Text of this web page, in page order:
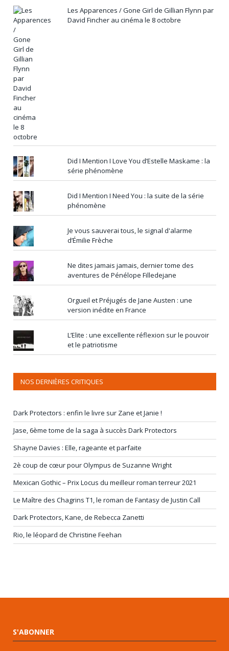
Les Apparences / Gone Girl de Gillian Flynn par
David Fincher au cinéma le 8 octobre
Did I Mention I Love You d’Estelle Maskame : la
série phénomène
Did I Mention I Need You : la suite de la série
phénomène
Je vous sauverai tous, le signal d'alarme
d’Émilie Frèche
Ne dites jamais jamais, dernier tome des
aventures de Pénélope Filledejane
Orgueil et Préjugés de Jane Austen : une
version inédite en France
L’Elite : une excellente réflexion sur le pouvoir
et le patriotisme
NOS DERNIÈRES CRITIQUES
Dark Protectors : enfin le livre sur Zane et Janie !
Jase, 6ème tome de la saga à succès Dark Protectors
Shayne Davies : Elle, rageante et parfaite
2è coup de cœur pour Olympus de Suzanne Wright
Mexican Gothic – Prix Locus du meilleur roman terreur 2021
Le Maître des Chagrins T1, le roman de Fantasy de Justin Call
Dark Protectors, Kane, de Rebecca Zanetti
Rio, le léopard de Christine Feehan
S'ABONNER